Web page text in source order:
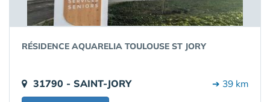
RÉSIDENCE AQUARELIA TOULOUSE ST JORY
31790 - SAINT-JORY ➔ 39 km